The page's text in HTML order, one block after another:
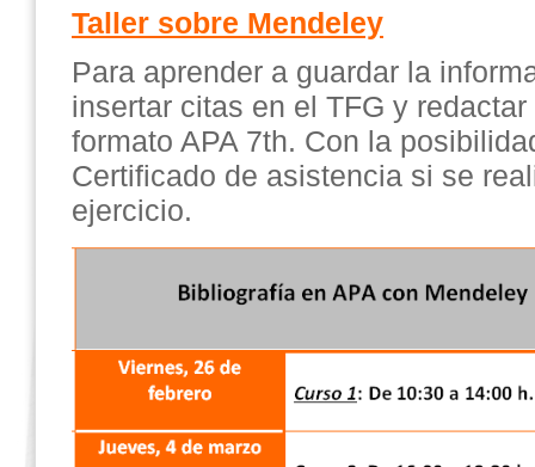
Taller sobre Mendeley
Para aprender a guardar la
insertar citas en el TFG y
formato APA 7th. Con la
Certificado de asistencia si se
ejercicio.